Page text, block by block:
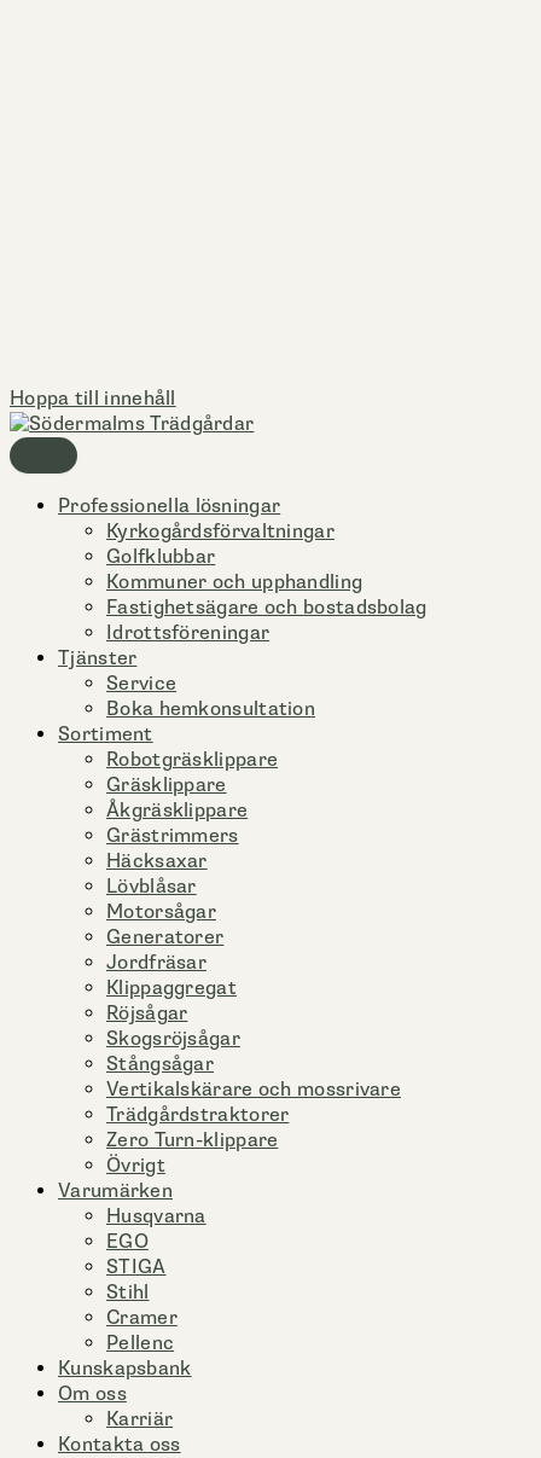
Hoppa till innehåll
Professionella lösningar
Kyrkogårdsförvaltningar
Golfklubbar
Kommuner och upphandling
Fastighetsägare och bostadsbolag
Idrottsföreningar
Tjänster
Service
Boka hemkonsultation
Sortiment
Robotgräsklippare
Gräsklippare
Åkgräsklippare
Grästrimmers
Häcksaxar
Lövblåsar
Motorsågar
Generatorer
Jordfräsar
Klippaggregat
Röjsågar
Skogsröjsågar
Stångsågar
Vertikalskärare och mossrivare
Trädgårdstraktorer
Zero Turn-klippare
Övrigt
Varumärken
Husqvarna
EGO
STIGA
Stihl
Cramer
Pellenc
Kunskapsbank
Om oss
Karriär
Kontakta oss